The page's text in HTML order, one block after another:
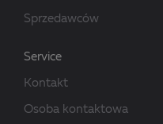
Sprzedawców
Service
Kontakt
Osoba kontaktowa